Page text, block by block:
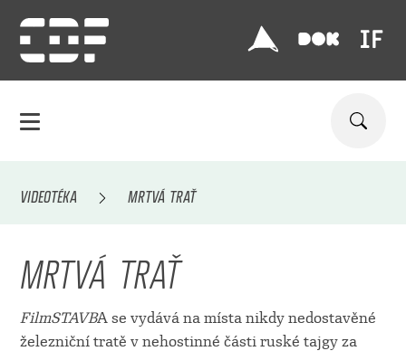
VIDEOTÉKA MRTVÁ TRAŤ
MRTVÁ TRAŤ
FilmSTAVBA se vydává na místa nikdy nedostavěné
železniční tratě v nehostinné části ruské tajgy za